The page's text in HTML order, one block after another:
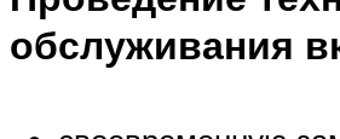
обслуживания